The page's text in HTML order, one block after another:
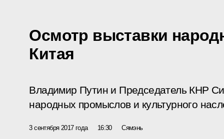
Осмотр выставки
Китая
Владимир Путин и Председатель КНР
народных промыслов и культурного
3 сентября 2017 года 16:30 Сямэнь